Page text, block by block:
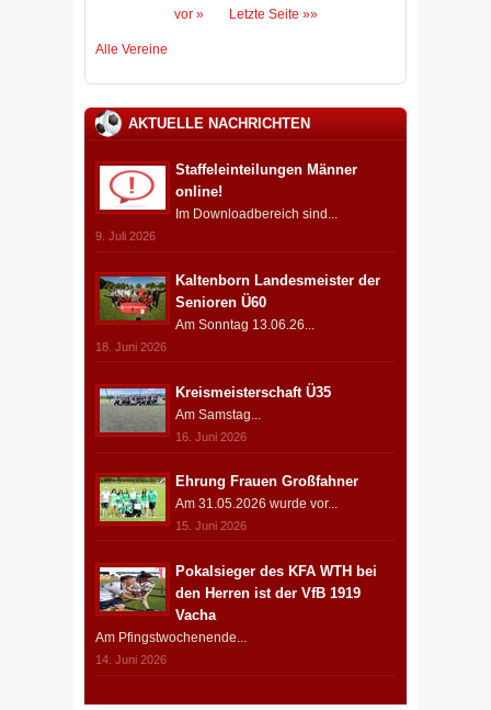
vor »
Letzte Seite »»
Alle Vereine
AKTUELLE NACHRICHTEN
Staffeleinteilungen Männer
online!
Im Downloadbereich sind...
9. Juli 2026
Kaltenborn Landesmeister der
Senioren Ü60
Am Sonntag 13.06.26...
18. Juni 2026
Kreismeisterschaft Ü35
Am Samstag...
16. Juni 2026
Ehrung Frauen Großfahner
Am 31.05.2026 wurde vor...
15. Juni 2026
Pokalsieger des KFA WTH bei
den Herren ist der VfB 1919
Vacha
Am Pfingstwochenende...
14. Juni 2026